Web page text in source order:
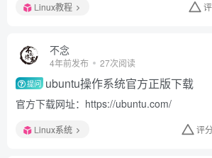
Linux教程
不念
4年前发布 27次阅读
提问 ubuntu操作系统官方正版下载
官方下载网址：https://ubuntu.com/
Linux系统 评